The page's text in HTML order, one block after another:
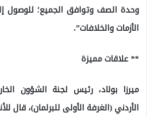
وحدة الصف وتوافق الجميع؛ للوصول
الأزمات والخلافات”.
** علاقات مميزة
ميرزا بولاد، رئيس لجنة الشؤون
الأردني (الغرفة الأولى للبرلمان)، قال